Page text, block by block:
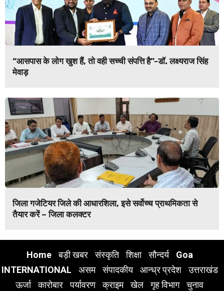
“आसपास के लोग खुश हैं, तो वही सच्ची संपत्ति है”-डॉ. लक्ष्यराज सिंह
मेवाड़
जिला गजेटियर जिले की आधारशिला, इसे सर्वोच्च प्राथमिकता से
तैयार करें – जिला कलक्टर
Home बड़ी खबर संस्कृति शिक्षा सौन्दर्य
Goa
INTERNATIONAL
असम संपादकीय आन्ध्र प्रदेश
उत्तराखंड
ऊर्जा
कारोबार पर्यावरण क्राइम खेल गृह विभाग
चुनाव